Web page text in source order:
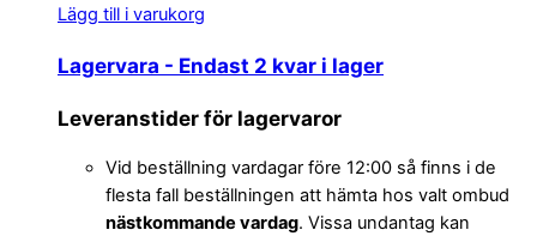
Lägg till i varukorg
Lagervara - Endast 2 kvar i lager
Leveranstider för lagervaror
Vid beställning vardagar före 12:00 så finns i de
flesta fall beställningen att hämta hos valt ombud
nästkommande vardag. Vissa undantag kan